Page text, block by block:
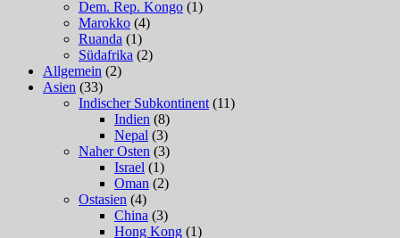
Dem. Rep. Kongo (1)
Marokko (4)
Ruanda (1)
Südafrika (2)
Allgemein (2)
Asien (33)
Indischer Subkontinent (11)
Indien (8)
Nepal (3)
Naher Osten (3)
Israel (1)
Oman (2)
Ostasien (4)
China (3)
Hong Kong (1)